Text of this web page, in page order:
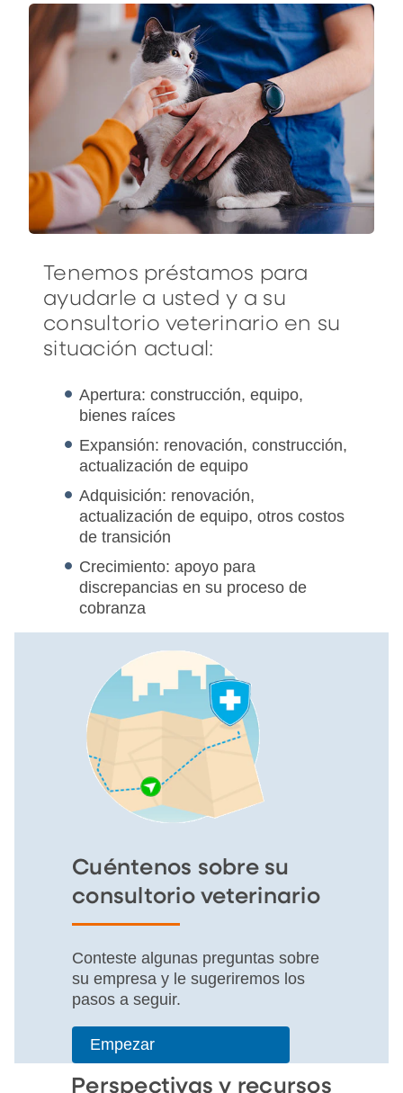
Tenemos préstamos para
ayudarle a usted y a su
consultorio veterinario en su
situación actual:
Apertura: construcción, equipo,
bienes raíces
Expansión: renovación, construcción,
actualización de equipo
Adquisición: renovación,
actualización de equipo, otros costos
de transición
Crecimiento: apoyo para
discrepancias en su proceso de
cobranza
Cuéntenos sobre su
consultorio veterinario
Conteste algunas preguntas sobre
su empresa y le sugeriremos los
pasos a seguir.
Empezar
Perspectivas y recursos